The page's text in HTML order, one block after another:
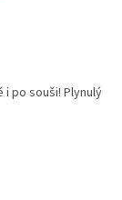
po souši! Plynulý